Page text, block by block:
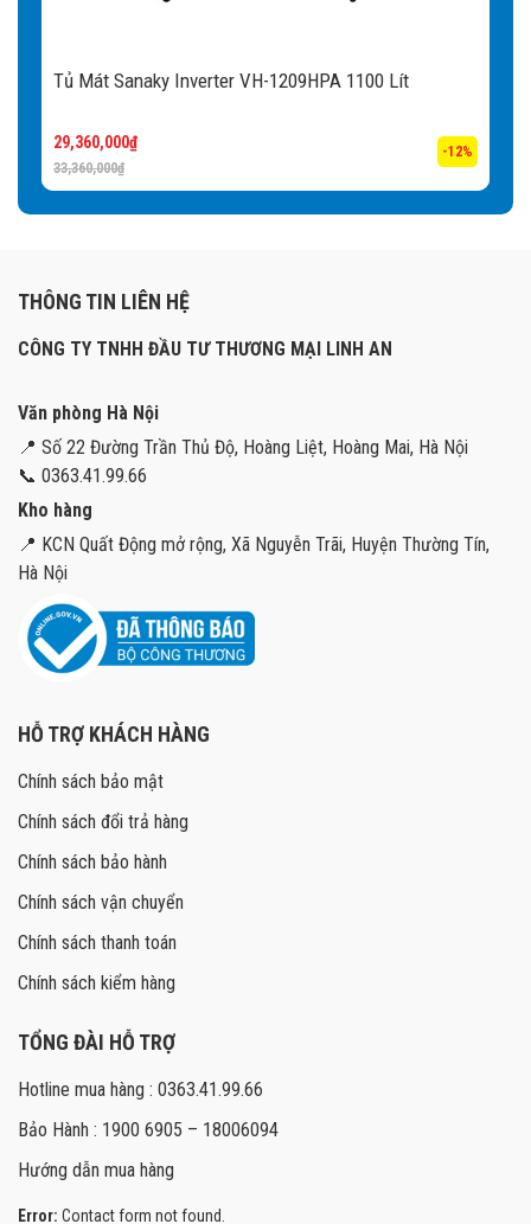
Tủ Mát Sanaky Inverter VH-1209HPA 1100 Lít
33,360,000₫
29,360,000₫
-12%
THÔNG TIN LIÊN HỆ
CÔNG TY TNHH ĐẦU TƯ THƯƠNG MẠI LINH AN
Văn phòng Hà Nội
📍 Số 22 Đường Trần Thủ Độ, Hoàng Liệt, Hoàng Mai, Hà Nội
📞 0363.41.99.66
Kho hàng
📍 KCN Quất Động mở rộng, Xã Nguyễn Trãi, Huyện Thường Tín,
Hà Nội
HỖ TRỢ KHÁCH HÀNG
Chính sách bảo mật
Chính sách đổi trả hàng
Chính sách bảo hành
Chính sách vận chuyển
Chính sách thanh toán
Chính sách kiểm hàng
TỔNG ĐÀI HỖ TRỢ
Hotline mua hàng : 0363.41.99.66
Bảo Hành : 1900 6905 – 18006094
Hướng dẫn mua hàng
Error: Contact form not found.